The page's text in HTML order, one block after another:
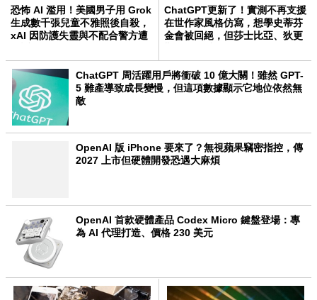
恐怖 AI 濫用！美國男子用 Grok
生成數千張兒童不雅照後自殺，
xAI 因防護失靈與不配合警方遭
ChatGPT更新了！實測不再支援
在世作家風格仿寫，想學史蒂芬
金會被回絕，但莎士比亞、狄更
ChatGPT 周活躍用戶將衝破 10 億大關！雖然 GPT-
5 難產導致成長變慢，但這項數據顯示它地位依然無
敵
OpenAI 版 iPhone 要來了？無視蘋果竊密指控，傳
2027 上市但硬體開發恐遇大麻煩
OpenAI 首款硬體產品 Codex Micro 鍵盤登場：專
為 AI 代理打造、價格 230 美元